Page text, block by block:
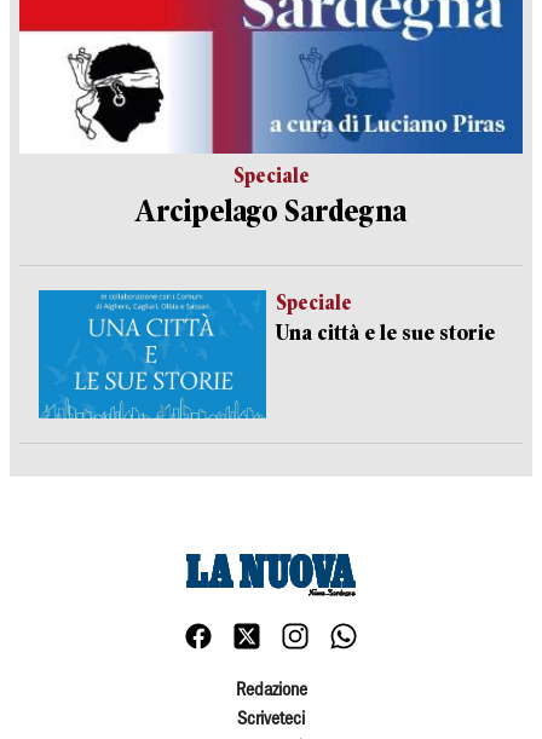
Speciale
Arcipelago Sardegna
Speciale
Una città e le sue storie
Redazione
Scriveteci